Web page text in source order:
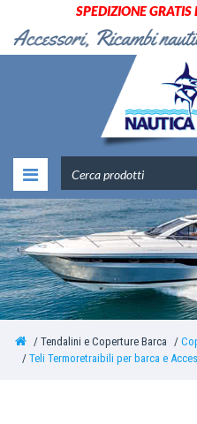
SPEDIZIONE
Tendalini e Coperture Barca
Teli Termoretraibili per barca e